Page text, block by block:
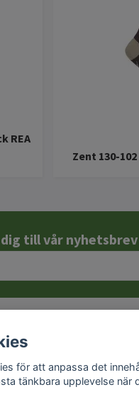
REA
Zent 130-
till vår nyhetsbrev
Kontakt
för att anpassa det
tänkbara upplevelse när